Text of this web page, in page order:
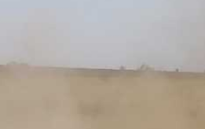
Верхнеуральского и
Группы Магнезит
шли спортивные автомобили, –